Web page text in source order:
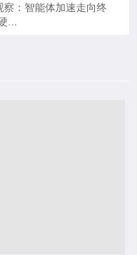
察：智能体加速走向终
...